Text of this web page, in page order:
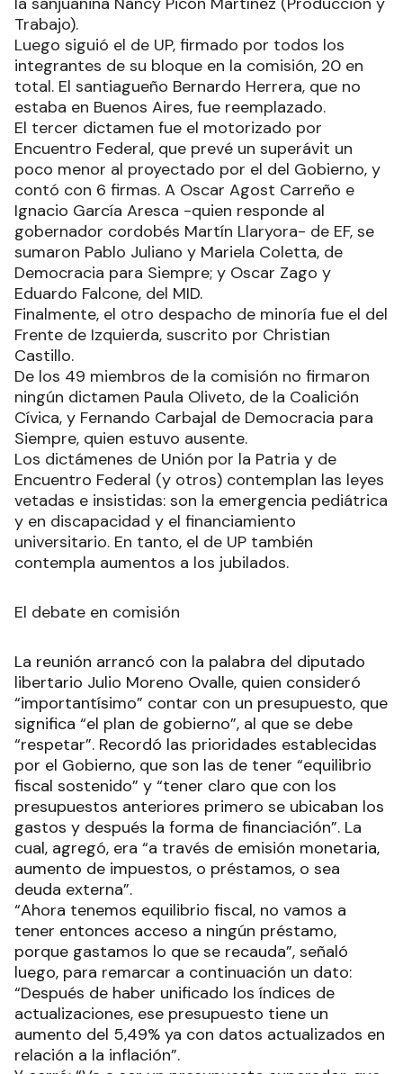
Trabajo).
Luego siguió el de UP, firmado por todos los
integrantes de su bloque en la comisión, 20 en
total. El santiagueño Bernardo Herrera, que no
estaba en Buenos Aires, fue reemplazado.
El tercer dictamen fue el motorizado por
Encuentro Federal, que prevé un superávit un
poco menor al proyectado por el del Gobierno, y
contó con 6 firmas. A Oscar Agost Carreño e
Ignacio García Aresca -quien responde al
gobernador cordobés Martín Llaryora- de EF, se
sumaron Pablo Juliano y Mariela Coletta, de
Democracia para Siempre; y Oscar Zago y
Eduardo Falcone, del MID.
Finalmente, el otro despacho de minoría fue el del
Frente de Izquierda, suscrito por Christian
Castillo.
De los 49 miembros de la comisión no firmaron
ningún dictamen Paula Oliveto, de la Coalición
Cívica, y Fernando Carbajal de Democracia para
Siempre, quien estuvo ausente.
Los dictámenes de Unión por la Patria y de
Encuentro Federal (y otros) contemplan las leyes
vetadas e insistidas: son la emergencia pediátrica
y en discapacidad y el financiamiento
universitario. En tanto, el de UP también
contempla aumentos a los jubilados.
El debate en comisión
La reunión arrancó con la palabra del diputado
libertario Julio Moreno Ovalle, quien consideró
“importantísimo” contar con un presupuesto, que
significa “el plan de gobierno”, al que se debe
“respetar”. Recordó las prioridades establecidas
por el Gobierno, que son las de tener “equilibrio
fiscal sostenido” y “tener claro que con los
presupuestos anteriores primero se ubicaban los
gastos y después la forma de financiación”. La
cual, agregó, era “a través de emisión monetaria,
aumento de impuestos, o préstamos, o sea
deuda externa”.
“Ahora tenemos equilibrio fiscal, no vamos a
tener entonces acceso a ningún préstamo,
porque gastamos lo que se recauda”, señaló
luego, para remarcar a continuación un dato:
“Después de haber unificado los índices de
actualizaciones, ese presupuesto tiene un
aumento del 5,49% ya con datos actualizados en
relación a la inflación”.